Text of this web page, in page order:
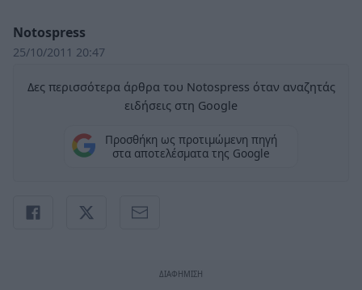
Notospress
25/10/2011 20:47
Δες περισσότερα άρθρα του Notospress όταν αναζητάς
ειδήσεις στη Google
Προσθήκη ως προτιμώμενη πηγή
στα αποτελέσματα της Google